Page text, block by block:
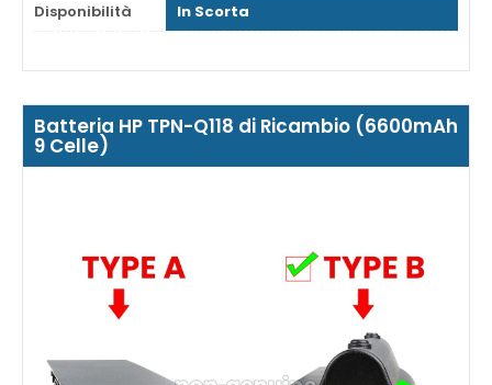
Disponibilità
In Scorta
Batteria HP TPN-Q118 di Ricambio (6600mAh
9 Celle)